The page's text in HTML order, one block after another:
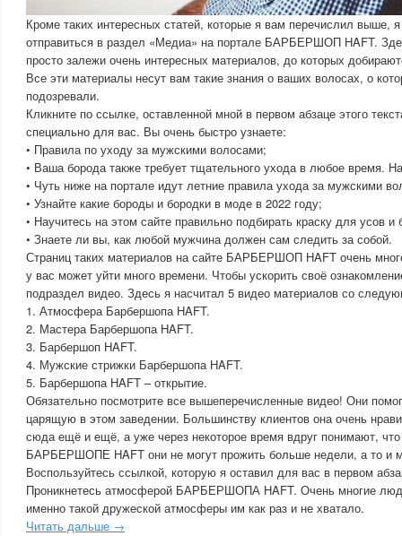
Кроме таких интересных статей, которые я вам перечислил выше,
отправиться в раздел «Медиа» на портале БАРБЕРШОП HAFT.
просто залежи очень интересных материалов, до которых
Все эти материалы несут вам такие знания о ваших волосах, о
подозревали.
Кликните по ссылке, оставленной мной в первом абзаце этого
специально для вас. Вы очень быстро узнаете:
• Правила по уходу за мужскими волосами;
• Ваша борода также требует тщательного ухода в любое время.
• Чуть ниже на портале идут летние правила ухода за мужскими
• Узнайте какие бороды и бородки в моде в 2022 году;
• Научитесь на этом сайте правильно подбирать краску для усов и
• Знаете ли вы, как любой мужчина должен сам следить за собой.
Страниц таких материалов на сайте БАРБЕРШОП HAFT очень
у вас может уйти много времени. Чтобы ускорить своё
подраздел видео. Здесь я насчитал 5 видео материалов со
1. Атмосфера Барбершопа HAFT.
2. Мастера Барбершопа HAFT.
3. Барбершоп HAFT.
4. Мужские стрижки Барбершопа HAFT.
5. Барбершопа HAFT – открытие.
Обязательно посмотрите все вышеперечисленные видео! Они
царящую в этом заведении. Большинству клиентов она очень
сюда ещё и ещё, а уже через некоторое время вдруг понимают,
БАРБЕРШОПЕ HAFT они не могут прожить больше недели, а то и
Воспользуйтесь ссылкой, которую я оставил для вас в первом
Проникнетесь атмосферой БАРБЕРШОПА HAFT. Очень многие
именно такой дружеской атмосферы им как раз и не хватало.
Читать дальше →